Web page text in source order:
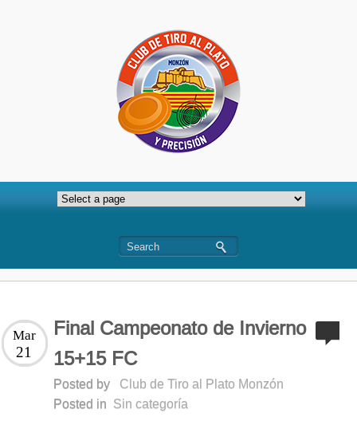
Final Campeonato de Invierno
15+15 FC
Mar
21
Posted by
Club de Tiro al Plato Monzón
Posted in Sin categoría